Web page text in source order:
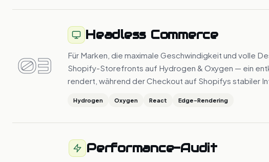
03
Headless Commerce
Für Marken, die maximale Geschwindigkeit und volle
Shopify-Storefronts auf Hydrogen & Oxygen — ein
rendert, während der Checkout auf Shopifys stabiler
Hydrogen Oxygen React Edge-Rendering
Performance-Audit